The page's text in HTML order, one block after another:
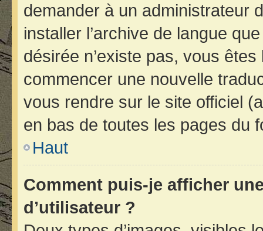
demander à un administrateur
installer l’archive de langue
désirée n’existe pas, vous
commencer une nouvelle
vous rendre sur le site officiel
en bas de toutes les pages du
Haut
Comment puis-je afficher
d’utilisateur ?